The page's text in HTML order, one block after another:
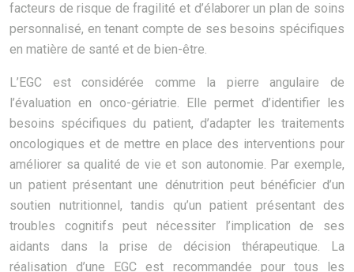
facteurs de risque de fragilité et d’élaborer un plan de soins
personnalisé, en tenant compte de ses besoins spécifiques
en matière de santé et de bien-être.
L’EGC est considérée comme la pierre angulaire de
l’évaluation en onco-gériatrie. Elle permet d’identifier les
besoins spécifiques du patient, d’adapter les traitements
oncologiques et de mettre en place des interventions pour
améliorer sa qualité de vie et son autonomie. Par exemple,
un patient présentant une dénutrition peut bénéficier d’un
soutien nutritionnel, tandis qu’un patient présentant des
troubles cognitifs peut nécessiter l’implication de ses
aidants dans la prise de décision thérapeutique. La
réalisation d’une EGC est recommandée pour tous les